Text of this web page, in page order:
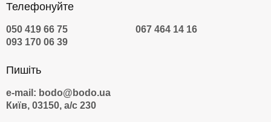
Телефонуйте
050 419 66 75
067 464 14 16
093 170 06 39
Пишіть
e-mail: bodo@bodo.ua
Київ, 03150, а/с 230